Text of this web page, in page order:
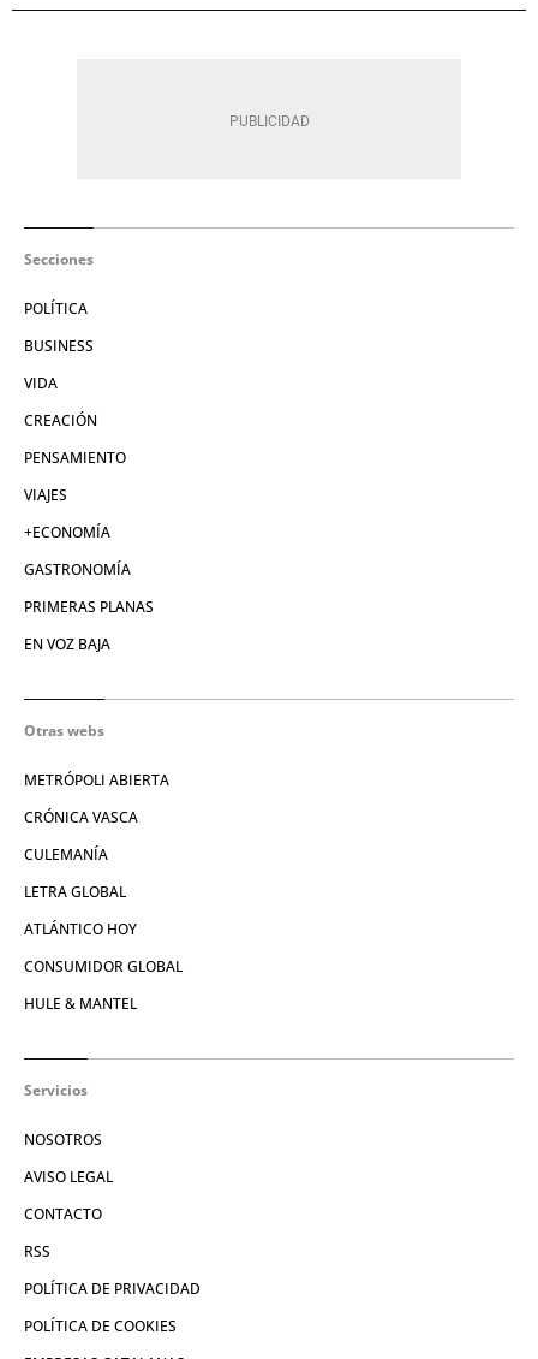
Secciones
POLÍTICA
BUSINESS
VIDA
CREACIÓN
PENSAMIENTO
VIAJES
+ECONOMÍA
GASTRONOMÍA
PRIMERAS PLANAS
EN VOZ BAJA
Otras webs
METRÓPOLI ABIERTA
CRÓNICA VASCA
CULEMANÍA
LETRA GLOBAL
ATLÁNTICO HOY
CONSUMIDOR GLOBAL
HULE & MANTEL
Servicios
NOSOTROS
AVISO LEGAL
CONTACTO
RSS
POLÍTICA DE PRIVACIDAD
POLÍTICA DE COOKIES